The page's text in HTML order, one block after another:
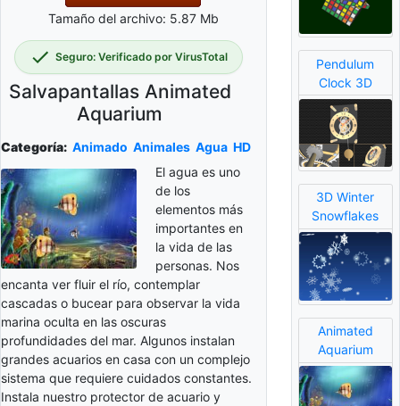
Tamaño del archivo: 5.87 Mb
Seguro: Verificado por VirusTotal
Salvapantallas Animated
Aquarium
Categoría: Animado Animales Agua HD
El agua es uno
de los
elementos más
importantes en
la vida de las
personas. Nos
encanta ver fluir el río, contemplar
cascadas o bucear para observar la vida
marina oculta en las oscuras
profundidades del mar. Algunos instalan
grandes acuarios en casa con un complejo
sistema que requiere cuidados constantes.
Instala nuestro protector de acuario y
Pendulum
Clock 3D
3D Winter
Snowflakes
Animated
Aquarium